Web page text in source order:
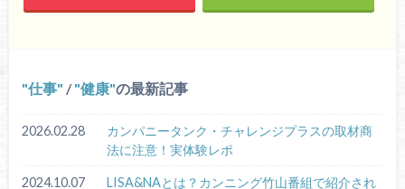
仕事 / 健康 の最新記事
2026.02.28
カンパニータンク・チャレンジプラスの取材商
法に注意！実体験レポ
2024.10.07
LISA&NAとは？カンニング竹山番組で紹介され